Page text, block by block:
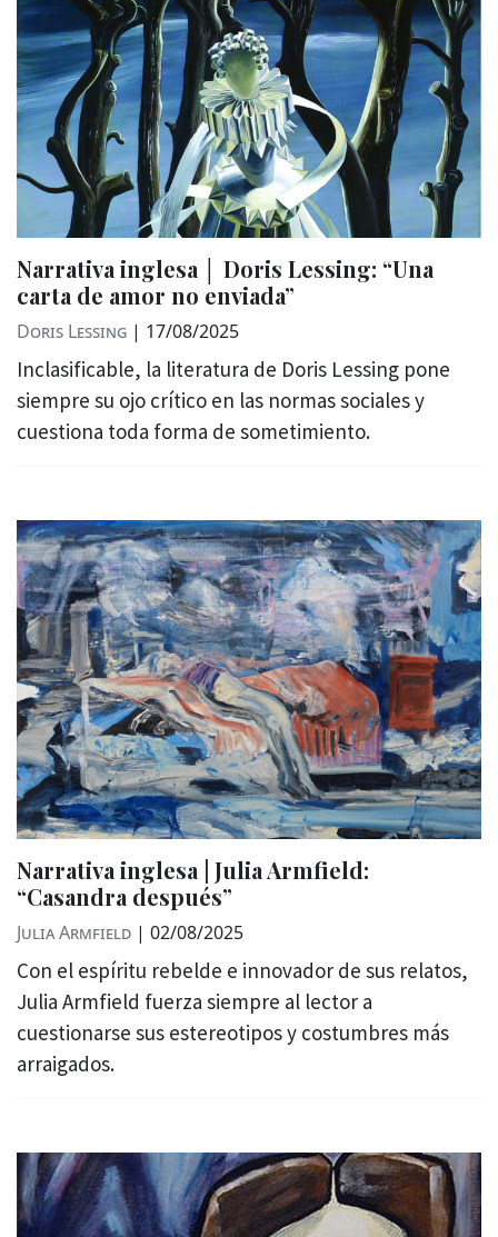
Narrativa inglesa │ Doris Lessing: “Una
carta de amor no enviada”
Doris Lessing | 17/08/2025
Inclasificable, la literatura de Doris Lessing pone
siempre su ojo crítico en las normas sociales y
cuestiona toda forma de sometimiento.
Narrativa inglesa | Julia Armfield:
“Casandra después”
Julia Armfield | 02/08/2025
Con el espíritu rebelde e innovador de sus relatos,
Julia Armfield fuerza siempre al lector a
cuestionarse sus estereotipos y costumbres más
arraigados.